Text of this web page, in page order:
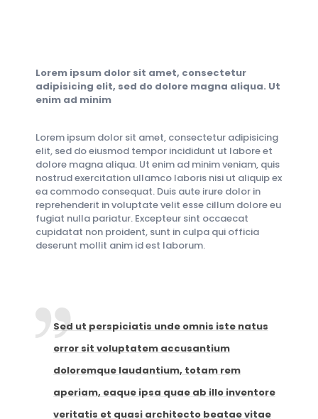
Lorem ipsum dolor sit amet, consectetur
adipisicing elit, sed do dolore magna aliqua. Ut
enim ad minim
Lorem ipsum dolor sit amet, consectetur adipisicing
elit, sed do eiusmod tempor incididunt ut labore et
dolore magna aliqua. Ut enim ad minim veniam, quis
nostrud exercitation ullamco laboris nisi ut aliquip ex
ea commodo consequat. Duis aute irure dolor in
reprehenderit in voluptate velit esse cillum dolore eu
fugiat nulla pariatur. Excepteur sint occaecat
cupidatat non proident, sunt in culpa qui officia
deserunt mollit anim id est laborum.
Sed ut perspiciatis unde omnis iste natus
error sit voluptatem accusantium
doloremque laudantium, totam rem
aperiam, eaque ipsa quae ab illo inventore
veritatis et quasi architecto beatae vitae